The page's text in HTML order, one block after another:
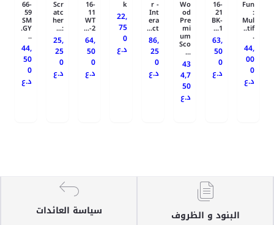
Fun
:
Mul
tif..
.
44,
00
0
د.ع
16-
21
BK-
1...
63,
50
0
د.ع
Wo
od
Pre
mi
um
Sco
...
43
4,7
50
د.ع
r -
Int
era
ct...
86,
25
0
د.ع
k
22,
75
0
د.ع
16-
11
WT
-2...
64,
50
0
د.ع
Scr
atc
her
:...
25,
25
0
د.ع
66-
59
SM
GY.
..
44,
50
0
د.ع
البنود و الظروف سياسة العائدات